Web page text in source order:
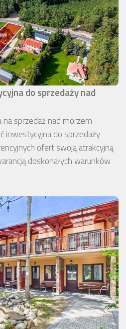
do sprzedaży nad
na sprzedaż nad morzem
inwestycyjna do sprzedaży
ofert swoją atrakcyjną
doskonałych warunków